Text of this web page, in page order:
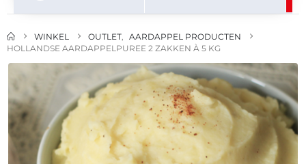
WINKEL OUTLET
AARDAPPEL PRODUCTEN
HOLLANDSE AARDAPPELPUREE 2 ZAKKEN À 5 KG